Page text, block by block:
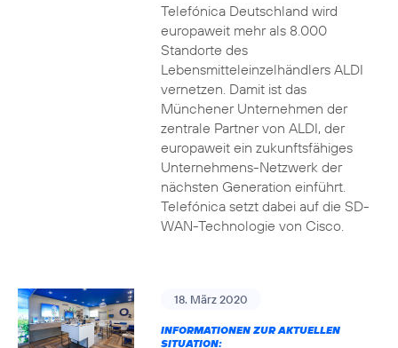
Telefónica Deutschland wird
europaweit mehr als 8.000
Standorte des
Lebensmitteleinzelhändlers ALDI
vernetzen. Damit ist das
Münchener Unternehmen der
zentrale Partner von ALDI, der
europaweit ein zukunftsfähiges
Unternehmens-Netzwerk der
nächsten Generation einführt.
Telefónica setzt dabei auf die SD-
WAN-Technologie von Cisco.
18. März 2020
INFORMATIONEN ZUR AKTUELLEN
SITUATION: